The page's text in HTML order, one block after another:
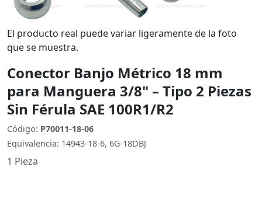
El producto real puede variar ligeramente de la foto
que se muestra.
Conector Banjo Métrico 18 mm
para Manguera 3/8" – Tipo 2 Piezas
Sin Férula SAE 100R1/R2
Código: P70011-18-06
Equivalencia: 14943-18-6, 6G-18DBJ
1 Pieza